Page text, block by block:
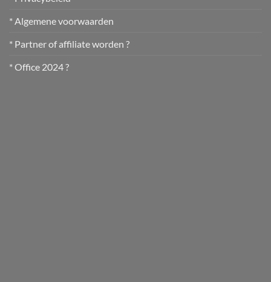
* Algemene voorwaarden
* Partner of affiliate worden ?
* Office 2024 ?